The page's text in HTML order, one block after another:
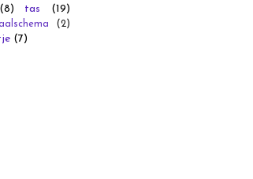
(8) tas (19)
(2)
(7)